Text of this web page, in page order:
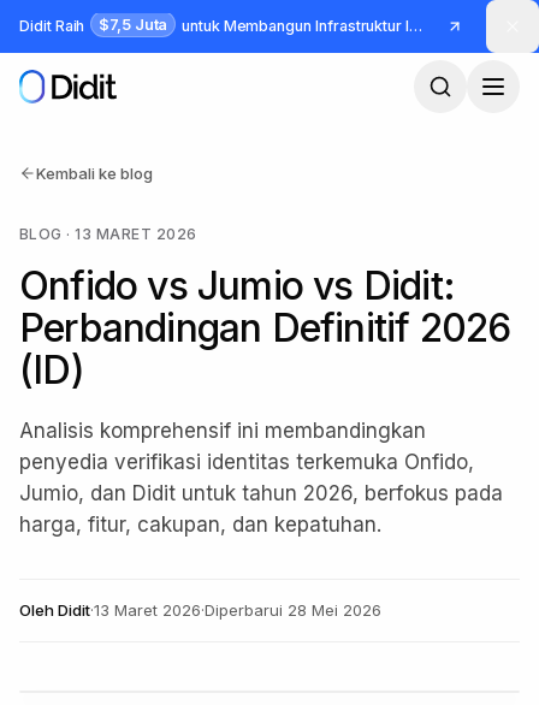
Lewati ke konten utama
Didit Raih $7,5 Juta untuk Membangun Infrastruktur Identitas dan Fraud
Kembali ke blog
BLOG ·13 MARET 2026
Onfido vs Jumio vs Didit:
Perbandingan Definitif 2026
(ID)
Analisis komprehensif ini membandingkan
penyedia verifikasi identitas terkemuka Onfido,
Jumio, dan Didit untuk tahun 2026, berfokus pada
harga, fitur, cakupan, dan kepatuhan.
OlehDidit·13 Maret 2026·Diperbarui 28 Mei 2026